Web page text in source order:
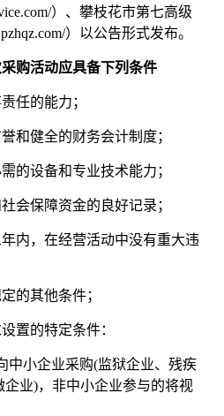
）、攀枝花市第七高级
）以公告形式发布。
购活动应具备下列条件
任的能力；
和健全的财务会计制度；
的设备和专业技术能力；
会保障资金的良好记录；
内，在经营活动中没有重大违
的其他条件；
置的特定条件：
中小企业采购(监狱企业、残疾
企业)，非中小企业参与的将视